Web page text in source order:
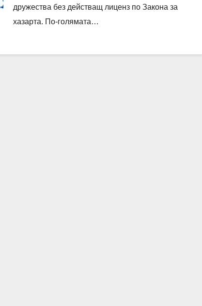
дружества без действащ лиценз по Закона за
хазарта. По-голямата…